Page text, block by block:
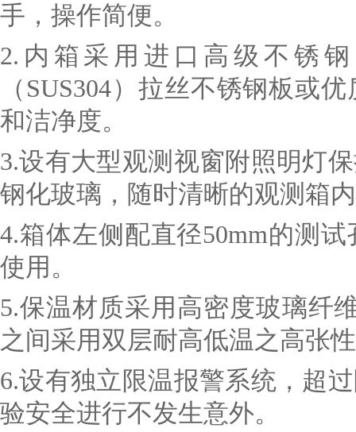
手，操作简便。
2. 内箱采用进口高级不锈钢
（SUS304）拉丝不锈钢板或
和洁净度。
3.设有大型观测视窗附照明灯
钢化玻璃，随时清晰的观测箱
4.箱体左侧配直径50mm的测
使用。
5.保温材质采用高密度玻璃纤
之间采用双层耐高低温之高张
6.设有独立限温报警系统，超
验安全进行不发生意外。